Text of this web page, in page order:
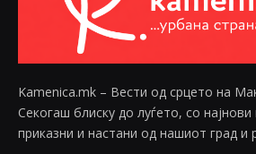
Kamenica.mk – Вести од срцето на
Секогаш блиску до луѓето, со
приказни и настани од нашиот град и